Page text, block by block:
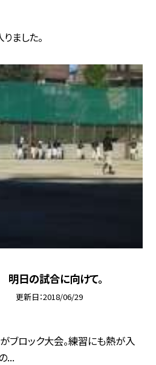
ました。
明日の試合に向けて。
更新日 2018/06/29
ブロック大会。練習にも熱が入
...